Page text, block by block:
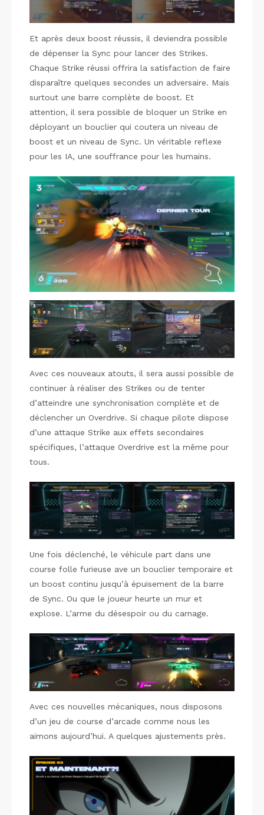
Et après deux boost réussis, il deviendra possible
de dépenser la Sync pour lancer des Strikes.
Chaque Strike réussi offrira la satisfaction de faire
disparaître quelques secondes un adversaire. Mais
surtout une barre complète de boost. Et
attention, il sera possible de bloquer un Strike en
déployant un bouclier qui coutera un niveau de
boost et un niveau de Sync. Un véritable reflexe
pour les IA, une souffrance pour les humains.
Avec ces nouveaux atouts, il sera aussi possible de
continuer à réaliser des Strikes ou de tenter
d’atteindre une synchronisation complète et de
déclencher un Overdrive. Si chaque pilote dispose
d’une attaque Strike aux effets secondaires
spécifiques, l’attaque Overdrive est la même pour
tous.
Une fois déclenché, le véhicule part dans une
course folle furieuse ave un bouclier temporaire et
un boost continu jusqu’à épuisement de la barre
de Sync. Ou que le joueur heurte un mur et
explose. L’arme du désespoir ou du carnage.
Avec ces nouvelles mécaniques, nous disposons
d’un jeu de course d’arcade comme nous les
aimons aujourd’hui. A quelques ajustements près.